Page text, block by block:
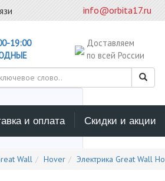
info@orbita17.ru
19:00
Доставляем
по всей России
каталог поиска
и оплата Скидки и акции
Wall Hover Электрика Great Wall